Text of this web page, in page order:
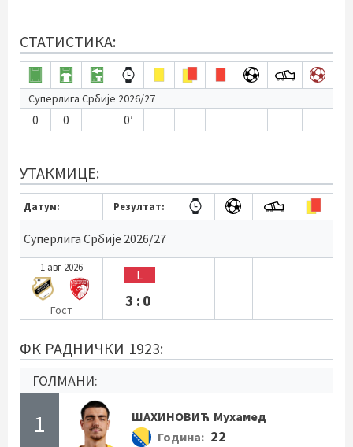
СТАТИСТИКА:
Суперлига Србије 2026/27
0 0 0′
УТАКМИЦЕ:
Датум: Резултат:
Суперлига Србије 2026/27
1 авг 2026
Гост
L
3:0
ФК РАДНИЧКИ 1923:
ГОЛМАНИ:
1 ШАХИНОВИЋ Мухамед
Година: 22